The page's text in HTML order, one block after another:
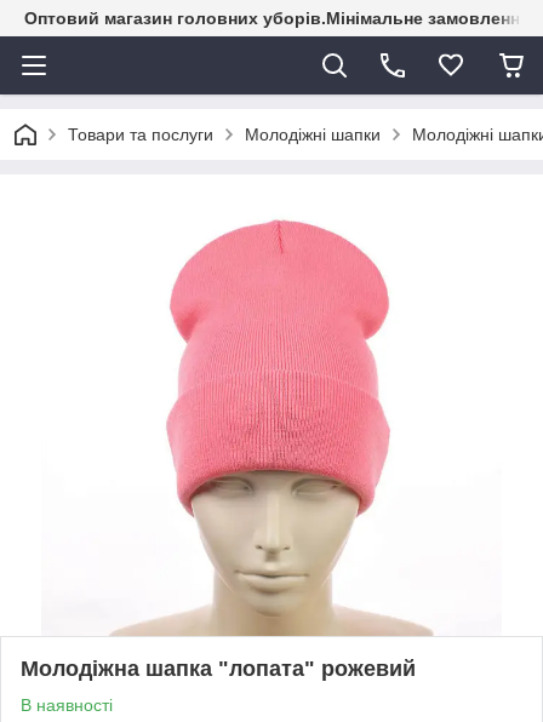
Оптовий магазин головних уборів.Мінімальне замовлення
Товари та послуги Молодіжні шапки Молодіжні
Молодіжна шапка "лопата" рожевий
В наявності